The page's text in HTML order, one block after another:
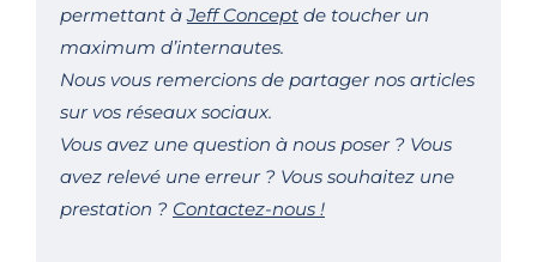
permettant àJeff Conceptde toucher un
maximum d’internautes.
Nous vous remercions de partager nos articles
sur vos réseaux sociaux.
Vous avez une question à nous poser ? Vous
avez relevé une erreur ? Vous souhaitez une
prestation ? Contactez-nous !